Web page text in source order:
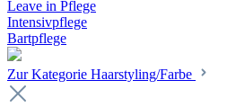
Leave in Pflege
Intensivpflege
Bartpflege
Zur Kategorie Haarstyling/Farbe